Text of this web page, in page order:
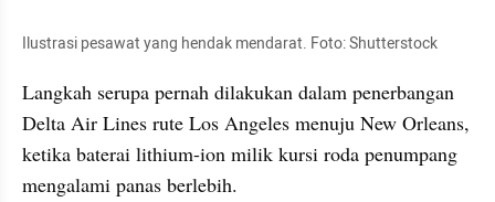
Ilustrasi pesawat yang hendak mendarat. Foto: Shutterstock
Langkah serupa pernah dilakukan dalam penerbangan
Delta Air Lines rute Los Angeles menuju New Orleans,
ketika baterai lithium-ion milik kursi roda penumpang
mengalami panas berlebih.